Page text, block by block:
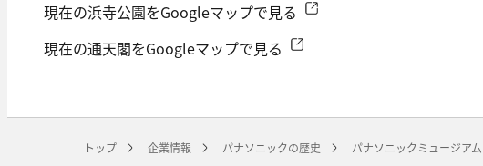
現在の浜寺公園をGoogleマップで見る
現在の通天閣をGoogleマップで見る
トップ 企業情報 パナソニックの歴史 パナソニックミュージアム